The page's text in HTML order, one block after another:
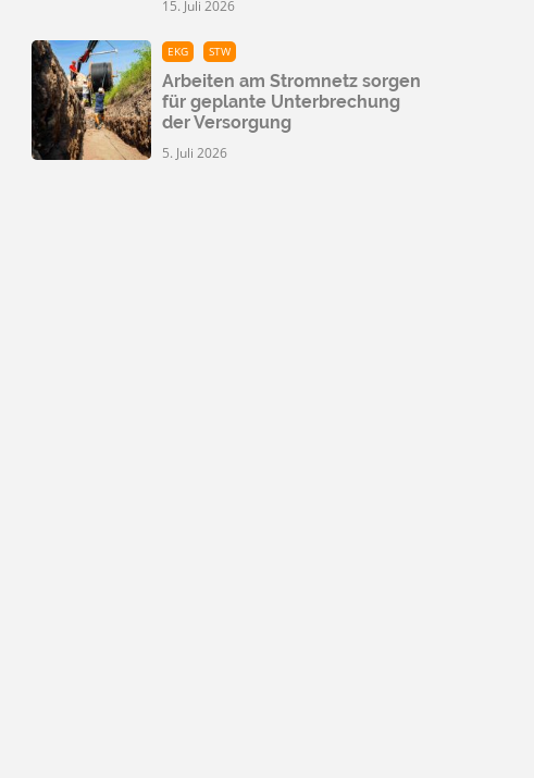
15. Juli 2026
EKG STW
Arbeiten am Stromnetz sorgen
für geplante Unterbrechung
der Versorgung
5. Juli 2026